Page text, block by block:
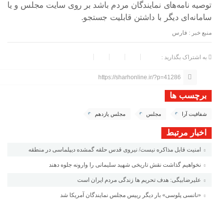
توصیه نامه‌های نمایندگان مردم باشد بر روی سایت مجلس و یا
سامانه‌ای دیگر با داشتن قابلیت جستجو.
منبع خبر : فارس
به اشتراک بگذارید :
https://sharhonline.ir/?p=41286
برچسب ها
شفافیت آرا مجلس مجلس یازدهم
اخبار مرتبط
امنیت قابل مذاکره نیست/ نیروی قدس حلقه گمشده دیپلماسی در منطقه
نخواهیم گذاشت نقش تاریخی شهید سلیمانی را وارونه جلوه دهند
علیرضابیگی: هدف تحریم ها زندگی مردم ایران است
«نانسی پلوسی» بار دیگر رییس مجلس نمایندگان آمریکا شد